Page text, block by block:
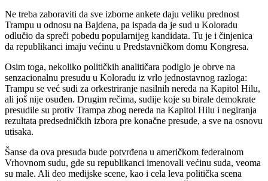
Ne treba zaboraviti da sve izborne ankete daju veliku prednost
Trampu u odnosu na Bajdena, pa ispada da je sud u Koloradu
odlučio da spreči pobedu popularnijeg kandidata. Tu je i činjenica
da republikanci imaju većinu u Predstavničkom domu Kongresa.
Osim toga, nekoliko političkih analitičara podiglo je obrve na
senzacionalnu presudu u Koloradu iz vrlo jednostavnog razloga:
Trampu se već sudi za orkestriranje nasilnih nereda na Kapitol Hilu,
ali još nije osuđen. Drugim rečima, sudije koje su birale demokrate
presudile su protiv Trampa zbog nereda na Kapitol Hilu i negiranja
rezultata predsedničkih izbora pre konačne presude, a sve na osnovu
utisaka.
Šanse da ova presuda bude potvrđena u američkom federalnom
Vrhovnom sudu, gde su republikanci imenovali većinu suda, veoma
su male. Ali deo medijske scene, kao i cela leva politička scena